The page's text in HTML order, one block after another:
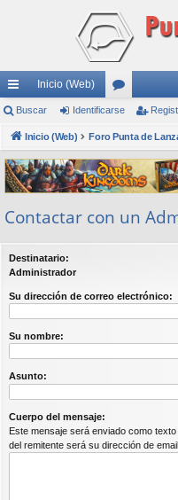
nl
ac
es
rá
pi
do
s
Inicio (Web)
or
os
Buscar Identificarse
Inicio (Web)
Contactar con un
Destinatario:
Administrador
Su dirección de correo electrónico:
Su nombre:
Asunto:
Cuerpo del mensaje:
Este mensaje será enviado como
del remitente será su dirección de email.